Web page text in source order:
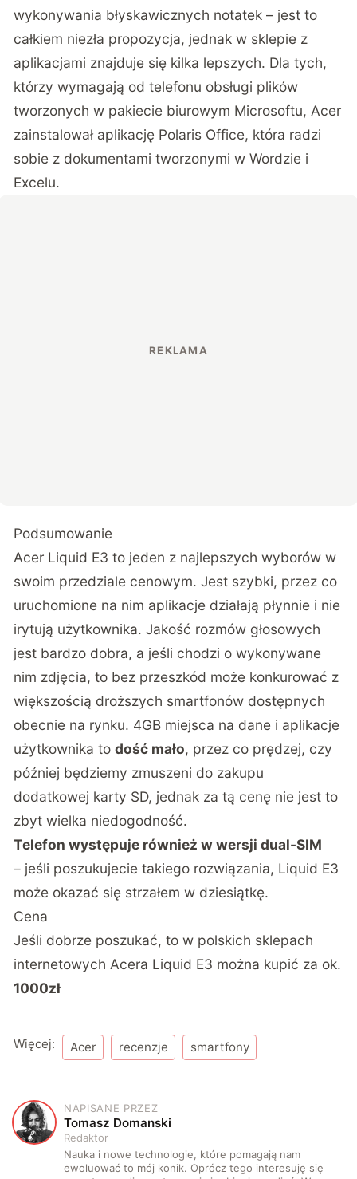
wykonywania błyskawicznych notatek – jest to
całkiem niezła propozycja, jednak w sklepie z
aplikacjami znajduje się kilka lepszych. Dla tych,
którzy wymagają od telefonu obsługi plików
tworzonych w pakiecie biurowym Microsoftu, Acer
zainstalował aplikację Polaris Office, która radzi
sobie z dokumentami tworzonymi w Wordzie i
Excelu.
Podsumowanie
Acer Liquid E3 to jeden z najlepszych wyborów w
swoim przedziale cenowym. Jest szybki, przez co
uruchomione na nim aplikacje działają płynnie i nie
irytują użytkownika. Jakość rozmów głosowych
jest bardzo dobra, a jeśli chodzi o wykonywane
nim zdjęcia, to bez przeszkód może konkurować z
większością droższych smartfonów dostępnych
obecnie na rynku. 4GB miejsca na dane i aplikacje
użytkownika todość mało, przez co prędzej, czy
później będziemy zmuszeni do zakupu
dodatkowej karty SD, jednak za tą cenę nie jest to
zbyt wielka niedogodność.
Telefon występuje również w wersji dual-SIM
– jeśli poszukujecie takiego rozwiązania, Liquid E3
może okazać się strzałem w dziesiątkę.
Cena
Jeśli dobrze poszukać, to w polskich sklepach
internetowych Acera Liquid E3 można kupić za ok.
1000zł
Więcej: Acer recenzje smartfony
T
NAPISANE PRZEZ
Tomasz Domanski
Redaktor
Nauka i nowe technologie, które pomagają nam
ewoluować to mój konik. Oprócz tego interesuję się